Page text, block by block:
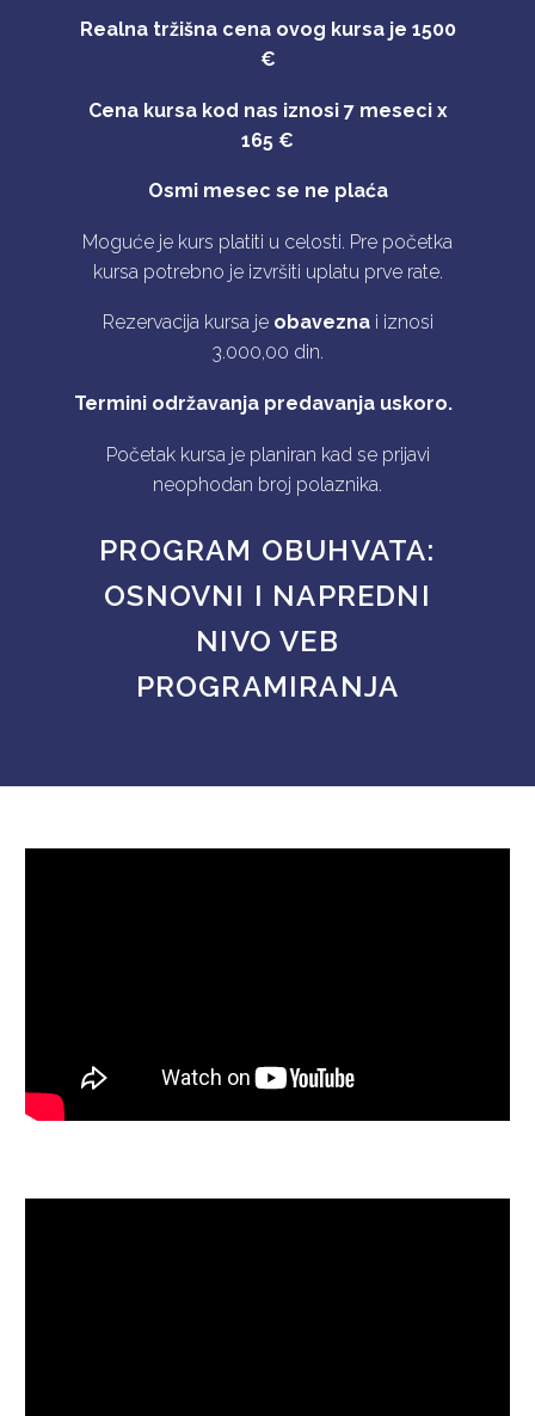
Realna tržišna cena ovog kursa je 1500
€
Cena kursa kod nas iznosi 7 meseci x
165 €
Osmi mesec se ne plaća
Moguće je kurs platiti u celosti. Pre početka
kursa potrebno je izvršiti uplatu prve rate.
Rezervacija kursa je obaveznai iznosi
3.000,00 din.
Termini održavanja predavanja uskoro.
Početak kursa je planiran kad se prijavi
neophodan broj polaznika.
PROGRAM OBUHVATA:
OSNOVNI I NAPREDNI
NIVO VEB
PROGRAMIRANJA